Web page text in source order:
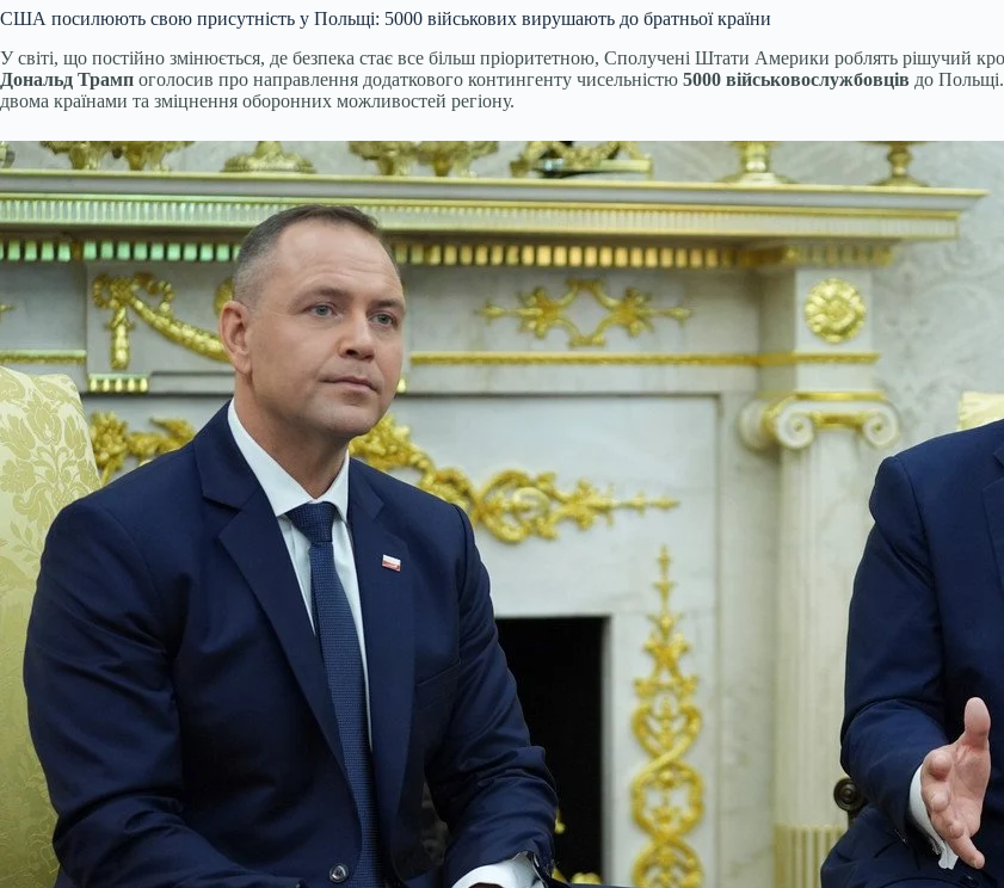
США посилюють свою присутність у Польщі: 5000 військових вирушають до братньої країни
У світі, що постійно змінюється, де безпека стає все більш пріоритетною, Сполучені Штати Америки роблять
Дональд Трамп оголосив про направлення додаткового контингенту чисельністю 5000 військовослужбовців до
двома країнами та зміцнення оборонних можливостей регіону.